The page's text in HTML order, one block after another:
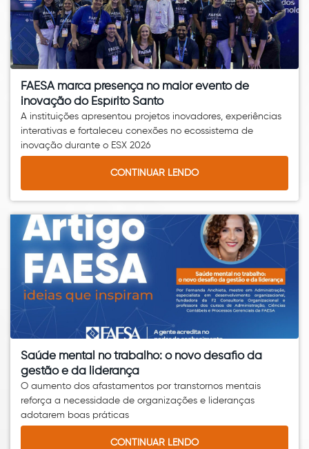
FAESA marca presença no maior evento de
inovação do Espírito Santo
A instituições apresentou projetos inovadores, experiências
interativas e fortaleceu conexões no ecossistema de
inovação durante o ESX 2026
CONTINUAR LENDO
Saúde mental no trabalho: o novo desafio da
gestão e da liderança
O aumento dos afastamentos por transtornos mentais
reforça a necessidade de organizações e lideranças
adotarem boas práticas
CONTINUAR LENDO